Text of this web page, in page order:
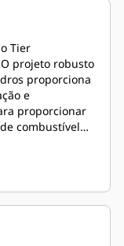
Tier
projeto robusto
proporciona
e
proporcionar
combustível